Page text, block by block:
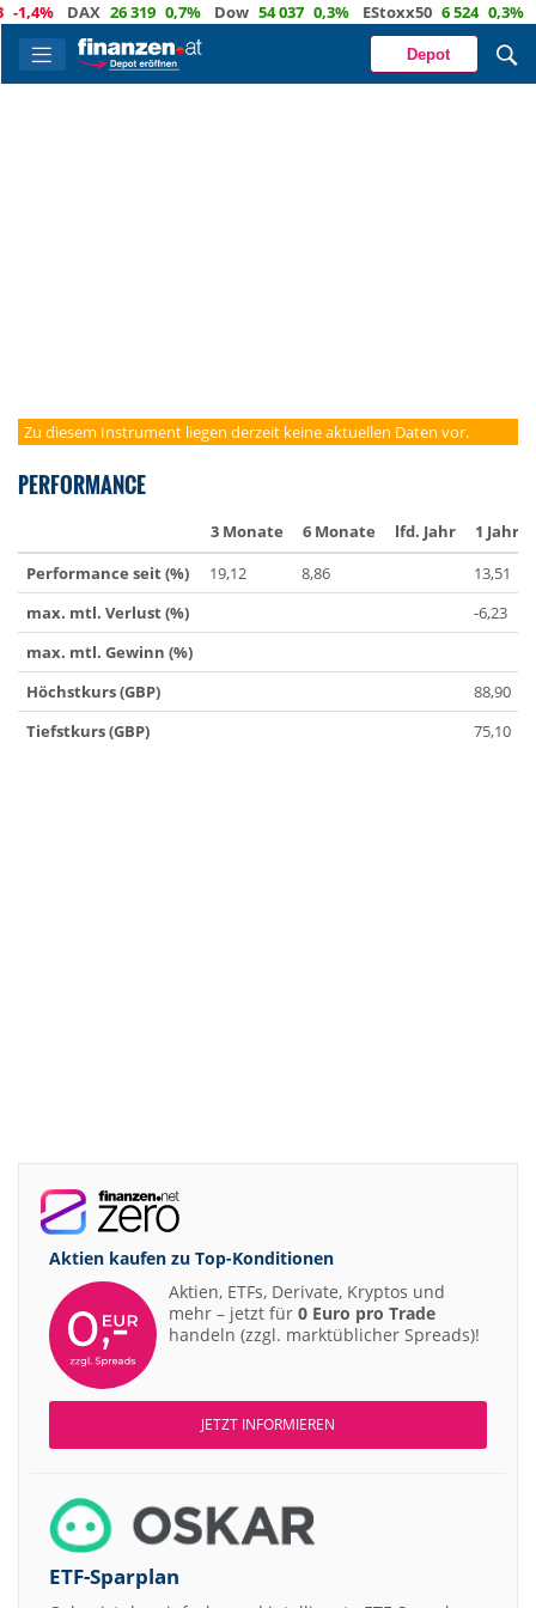
-1,4% DAX 26 319 0,7% Dow 54 037 0,3% EStoxx50 6 524 0,3%
Depot
Zu diesem Instrument liegen derzeit keine aktuellen Daten vor.
PERFORMANCE
3 Monate 6 Monate lfd. Jahr
1 Jahr
Performance seit (%)
19,12 8,86
13,51
max. mtl. Verlust (%)
-6,23
max. mtl. Gewinn (%)
Höchstkurs (GBP)
88,90
Tiefstkurs (GBP)
75,10
Aktien kaufen zu Top-Konditionen
Aktien, ETFs, Derivate, Kryptos und
mehr – jetzt für 0 Euro pro Trade
handeln (zzgl. marktüblicher Spreads)!
JETZT INFORMIEREN
ETF-Sparplan